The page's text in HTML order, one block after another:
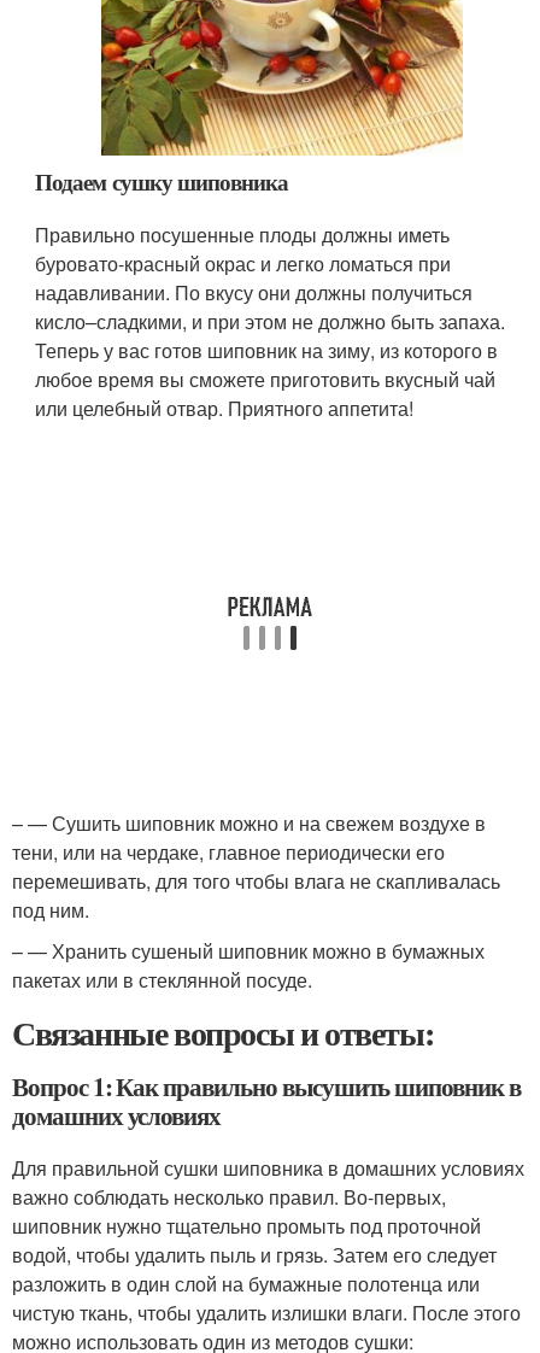
Подаем сушку шиповника
Правильно посушенные плоды должны иметь
буровато-красный окрас и легко ломаться при
надавливании. По вкусу они должны получиться
кисло–сладкими, и при этом не должно быть запаха.
Теперь у вас готов шиповник на зиму, из которого в
любое время вы сможете приготовить вкусный чай
или целебный отвар. Приятного аппетита!
– — Сушить шиповник можно и на свежем воздухе в
тени, или на чердаке, главное периодически его
перемешивать, для того чтобы влага не скапливалась
под ним.
– — Хранить сушеный шиповник можно в бумажных
пакетах или в стеклянной посуде.
Связанные вопросы и ответы:
Вопрос 1: Как правильно высушить шиповник в
домашних условиях
Для правильной сушки шиповника в домашних условиях
важно соблюдать несколько правил. Во-первых,
шиповник нужно тщательно промыть под проточной
водой, чтобы удалить пыль и грязь. Затем его следует
разложить в один слой на бумажные полотенца или
чистую ткань, чтобы удалить излишки влаги. После этого
можно использовать один из методов сушки: